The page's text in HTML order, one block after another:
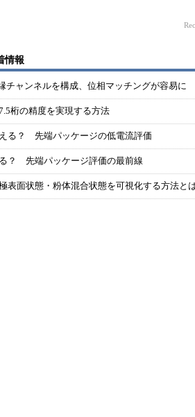
情報
チャンネルを構成、位相マッチングが容易に
桁の精度を実現する方法
る？ 先端パッケージの低電流評価
？ 先端パッケージ評価の最前線
表面状態・粉体混合状態を可視化する方法と